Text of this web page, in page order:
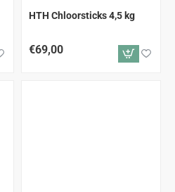
HTH Chloorsticks 4,5 kg
€69,00